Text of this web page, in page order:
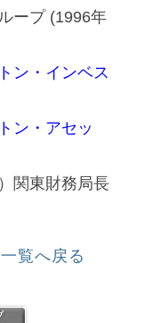
ープ (1996年
ン・インベス
ン・アセッ
関東財務局長
一覧へ戻る